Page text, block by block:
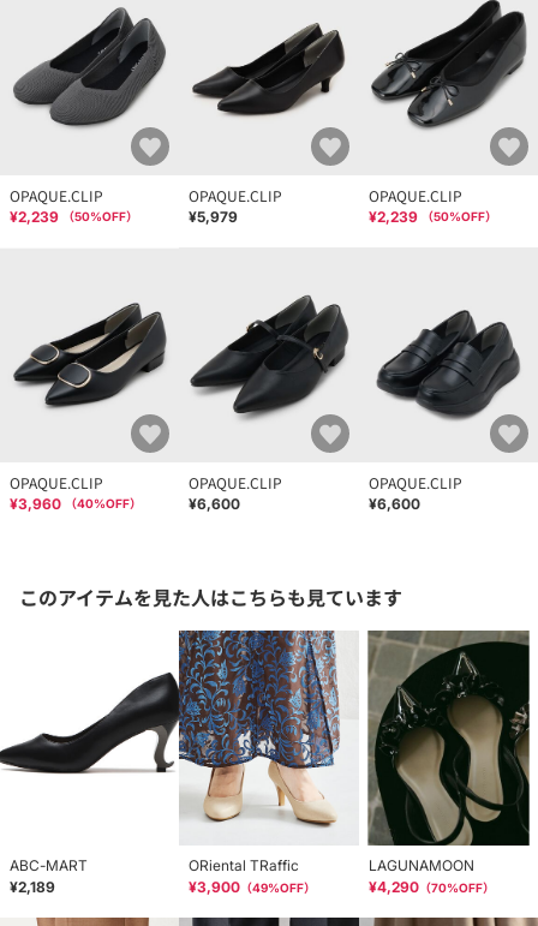
OPAQUE.CLIP
¥2,239 （50%OFF）
OPAQUE.CLIP
¥5,979
OPAQUE.CLIP
¥2,239 （50%OFF）
OPAQUE.CLIP
¥3,960 （40%OFF）
OPAQUE.CLIP
¥6,600
OPAQUE.CLIP
¥6,600